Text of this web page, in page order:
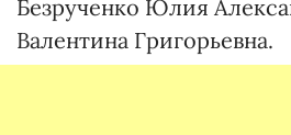
Безрученко Юлия
Валентина Григорьевна.